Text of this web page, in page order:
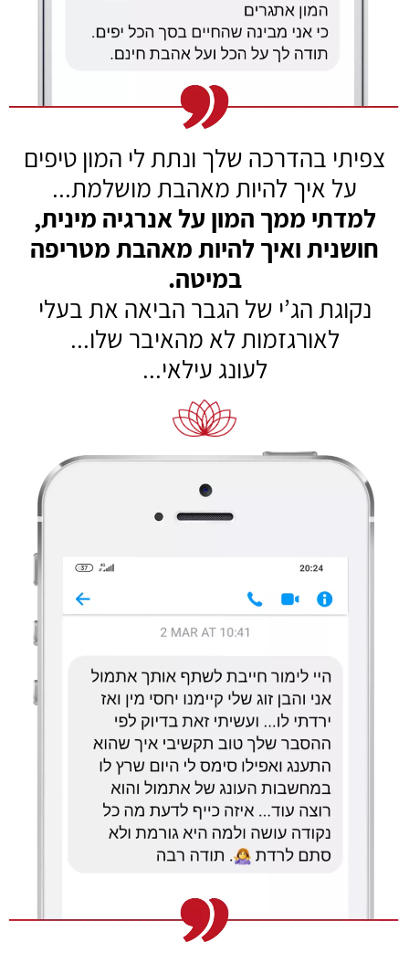
צפיתי בהדרכה שלך ונתת לי המון טיפים
על איך להיות מאהבת מושלמת...
למדתי ממך המון על אנרגיה מינית,
חושנית ואיך להיות מאהבתמטריפה
במיטה.
נקוגת הג’י של הגבר הביאה את בעלי
לאורגזמות לא מהאיבר שלו...
לעונג עילאי...